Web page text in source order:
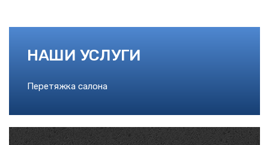
НАШИ УСЛУГИ
Перетяжка салона